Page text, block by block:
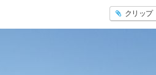
クリップ